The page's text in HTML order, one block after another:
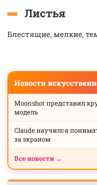
Листья
Блестящие, мелкие,
Новости
Moonshot представил
модель
Claude научился
за экраном
Все новости →